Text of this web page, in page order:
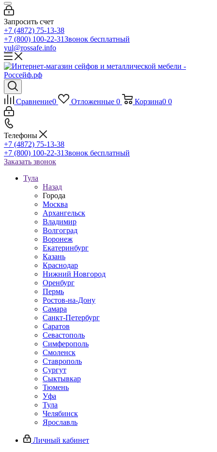
Запросить счет
+7 (4872) 75-13-38
+7 (800) 100-22-31Звонок бесплатный
yul@rossafe.info
Сравнение0 Отложенные 0 Корзина0 0
Телефоны
+7 (4872) 75-13-38
+7 (800) 100-22-31Звонок бесплатный
Заказать звонок
Тула
Назад
Города
Москва
Архангельск
Владимир
Волгоград
Воронеж
Екатеринбург
Казань
Краснодар
Нижний Новгород
Оренбург
Пермь
Ростов-на-Дону
Самара
Санкт-Петербург
Саратов
Севастополь
Симферополь
Смоленск
Ставрополь
Сургут
Сыктывкар
Тюмень
Уфа
Тула
Челябинск
Ярославль
Личный кабинет